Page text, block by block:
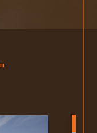
Dunes
variés au cœur